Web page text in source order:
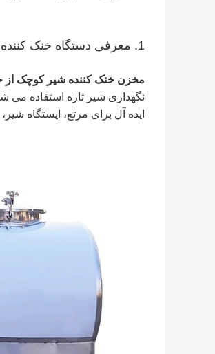
1. معرفی دستگاه خنک کننده شیر:
مخزن خنک کننده شیر کوچک از جنس
نگهداری شیر تازه استفاده می
ایده آل برای مرتع، ایستگاه